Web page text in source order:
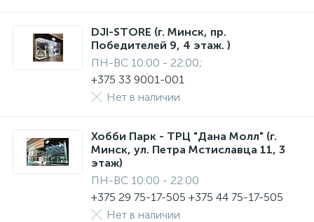
DJI-STORE (г. Минск, пр.
Победителей 9, 4 этаж. )
ПН-ВС 10:00 - 22:00;
+375 33 9001-001
Нет в наличии
Хобби Парк - ТРЦ "Дана Молл" (г.
Минск, ул. Петра Мстиславца 11, 3
этаж)
ПН-ВС 10:00 - 22:00
+375 29 75-17-505 +375 44 75-17-505
Нет в наличии